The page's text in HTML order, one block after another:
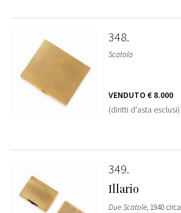
348
Scatola
VENDUTO € 8.000
(diritti d'asta esclusi)
349
Illario
Due Scatole, 1940 circa